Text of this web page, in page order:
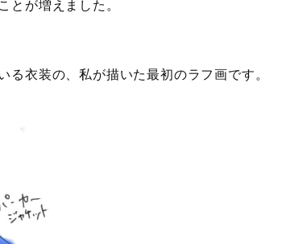
とが増えました。
る衣装の、私が描いた最初のラフ画です。